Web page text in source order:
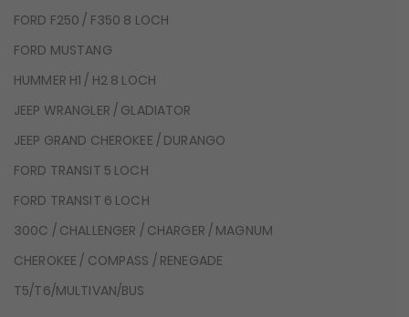
FORD F250 / F350 8 LOCH
FORD MUSTANG
HUMMER H1 / H2 8 LOCH
JEEP WRANGLER / GLADIATOR
JEEP GRAND CHEROKEE / DURANGO
FORD TRANSIT 5 LOCH
FORD TRANSIT 6 LOCH
300C / CHALLENGER / CHARGER / MAGNUM
CHEROKEE / COMPASS / RENEGADE
T5/T6/MULTIVAN/BUS